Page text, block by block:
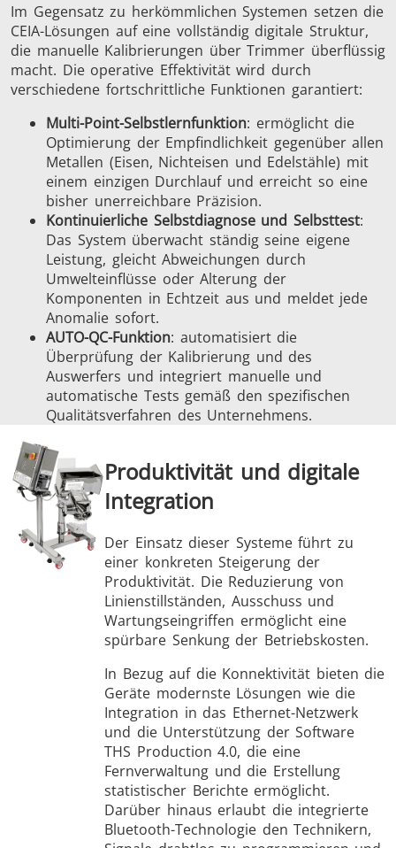
Im Gegensatz zu herkömmlichen Systemen setzen die
CEIA-Lösungen auf eine vollständig digitale Struktur,
die manuelle Kalibrierungen über Trimmer überflüssig
macht. Die operative Effektivität wird durch
verschiedene fortschrittliche Funktionen garantiert:
Multi-Point-Selbstlernfunktion: ermöglicht die
Optimierung der Empfindlichkeit gegenüber allen
Metallen (Eisen, Nichteisen und Edelstähle) mit
einem einzigen Durchlauf und erreicht so eine
bisher unerreichbare Präzision.
Kontinuierliche Selbstdiagnose und Selbsttest:
Das System überwacht ständig seine eigene
Leistung, gleicht Abweichungen durch
Umwelteinflüsse oder Alterung der
Komponenten in Echtzeit aus und meldet jede
Anomalie sofort.
AUTO-QC-Funktion: automatisiert die
Überprüfung der Kalibrierung und des
Auswerfers und integriert manuelle und
automatische Tests gemäß den spezifischen
Qualitätsverfahren des Unternehmens.
Produktivität und digitale
Integration
Der Einsatz dieser Systeme führt zu
einer konkreten Steigerung der
Produktivität. Die Reduzierung von
Linienstillständen, Ausschuss und
Wartungseingriffen ermöglicht eine
spürbare Senkung der Betriebskosten.
In Bezug auf die Konnektivität bieten die
Geräte modernste Lösungen wie die
Integration in das Ethernet-Netzwerk
und die Unterstützung der Software
THS Production 4.0, die eine
Fernverwaltung und die Erstellung
statistischer Berichte ermöglicht.
Darüber hinaus erlaubt die integrierte
Bluetooth-Technologie den Technikern,